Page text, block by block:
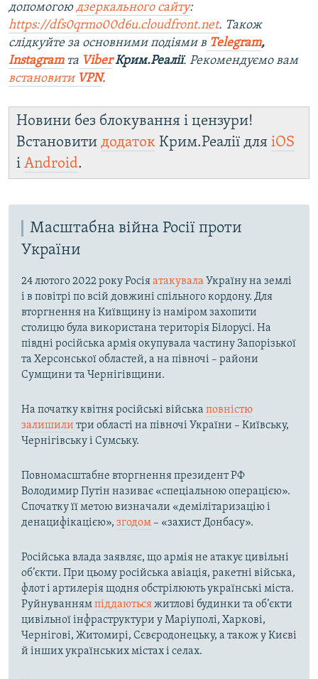
допомогою дзеркального сайту:
https://dfs0qrmo00d6u.cloudfront.net. Також
слідкуйте за основними подіями в Telegram,
Instagram та Viber Крим.Реалії. Рекомендуємо вам
встановити VPN.
Новини без блокування і цензури!
Встановити додаток Крим.Реалії для iOS
і Android.
Масштабна війна Росії проти
України
24 лютого 2022 року Росіяатакувала Україну на землі
і в повітрі по всій довжині спільного кордону. Для
вторгнення на Київщину із наміром захопити
столицю була використана територія Білорусі. На
півдні російська армія окупувала частину Запорізької
та Херсонської областей, а на півночі – райони
Сумщини та Чернігівщини.
На початку квітня російські війська повністю
залишили три області на півночі України – Київську,
Чернігівську і Сумську.
Повномасштабне вторгнення президент РФ
Володимир Путін називає «спеціальною операцією».
Спочатку її метою визначали «демілітаризацію і
денацифікацією», згодом– «захист Донбасу».
Російська влада заявляє, що армія не атакує цивільні
об’єкти. При цьому російська авіація, ракетні війська,
флот і артилерія щодня обстрілюють українські міста.
Руйнуваннямпіддаютьсяжитлові будинки та об’єкти
цивільної інфраструктури у Маріуполі, Харкові,
Чернігові, Житомирі, Сєвєродонецьку, а також у Києві
й інших українських містах і селах.